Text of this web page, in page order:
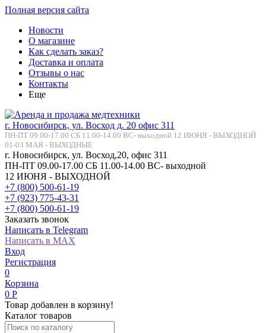
Полная версия сайта
Новости
О магазине
Как сделать заказ?
Доставка и оплата
Отзывы о нас
Контакты
Еще
г. Новосибирск, ул. Восход д. 20 офис 311
ПН-ПТ 09.00-17.00 СБ 11.00-14.00 ВС- выходной 12 ИЮНЯ - ВЫХОДНОЙ
01-03 МАЯ - ВЫХОДНЫЕ
г. Новосибирск, ул. Восход,20, офис 311
ПН-ПТ 09.00-17.00 СБ 11.00-14.00 ВС- выходной
12 ИЮНЯ - ВЫХОДНОЙ
+7 (800) 500-61-19
+7 (923) 775-43-31
+7 (800) 500-61-19
Заказать звонок
Написать в Telegram
Написать в MAX
Вход
Регистрация
0
Корзина
0 Р
Товар добавлен в корзину!
Каталог товаров